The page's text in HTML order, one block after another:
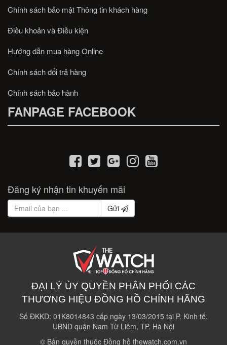
Chính sách bảo mật Thông tin khách hàng
Điều khoản và Điều kiện
Hướng dẫn mua hàng Online
Chính sách đổi trả hàng
Chính sách bảo hành
FANPAGE FACEBOOK
Đăng ký nhận tin khuyến mãi
Gửi
ĐẠI LÝ ỦY QUYỀN PHÂN PHỐI CÁC
THƯƠNG HIỆU ĐỒNG HỒ CHÍNH HÃNG
Số ĐKKD: 01K8014843 cấp ngày 13/03/2015 tại P. Kinh tế,
UBND quận Nam Từ Liêm, TP. Hà Nội
© Bản quyền thuộc Đồng hồ thewatch.com.vn